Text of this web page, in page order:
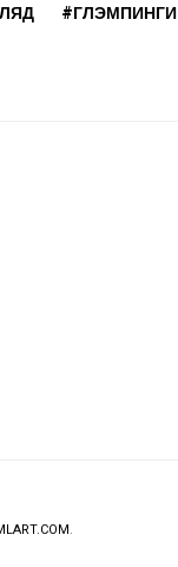
#ГЛЭМПИНГИ
.